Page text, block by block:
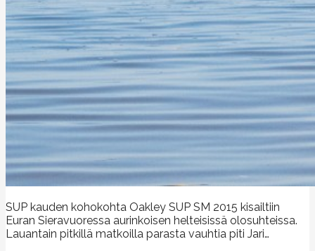
SUP kauden kohokohta Oakley SUP SM 2015 kisailtiin
Euran Sieravuoressa aurinkoisen helteisissä olosuhteissa.
Lauantain pitkillä matkoilla parasta vauhtia piti Jari…